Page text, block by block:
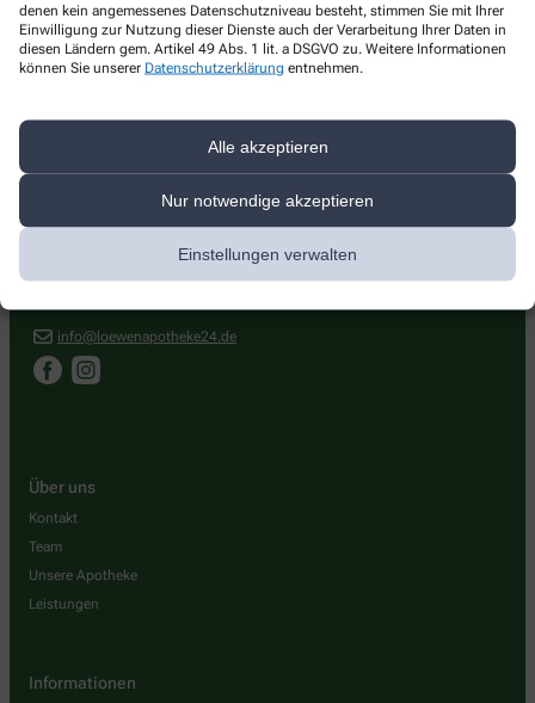
denen kein angemessenes Datenschutzniveau besteht, stimmen Sie mit Ihrer
Einwilligung zur Nutzung dieser Dienste auch der Verarbeitung Ihrer Daten in
diesen Ländern gem. Artikel 49 Abs. 1 lit. a DSGVO zu. Weitere Informationen
können Sie unserer Datenschutzerklärung entnehmen.
Alle akzeptieren
Nur notwendige akzeptieren
Einstellungen verwalten
Brückenauer Str. 34,36391 Sinntal
info@loewenapotheke24.de
Über uns
Kontakt
Team
Unsere Apotheke
Leistungen
Informationen